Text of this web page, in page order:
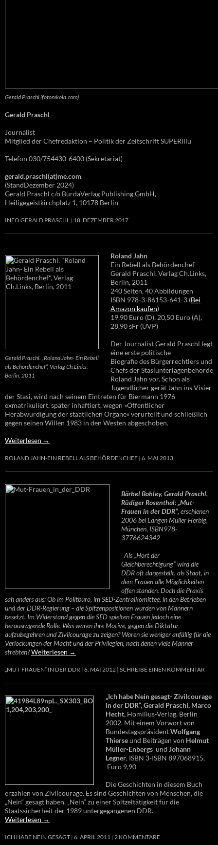
Gerald Praschl (fotonikola.com)
Gerald Praschl
Journalist
Mitglied der Chefredaktion – Politik der Zeitschrift SUPERillu
Telefon 030/754430-6400 (Sekretariat)
gerald.praschl(at)me.com
(StandDezember 2024)
Gerald Praschl c/o BurdaVerlag Publishing GmbH,
Heiligegeistkirchplatz 1, 10178 Berlin
INFO GERALD PRASCHL 18. DEZEMBER 2017
Gerald Praschl. „Roland Jahn- Ein Rebell
als Behördenchef“, Verlag Ch.Links,
Berlin, 2011
Roland Jahn
Ein Rebell als Behördenchef
Gerald Praschl, Verlag Ch.Links,
Berlin, 2011
240 Seiten, 40 Abbildungen
ISBN 978-3-86153-641-3 (Bei
Amazon kaufen)
19,90 Euro (D), 20,50 Euro (A),
28,90 sFr (UVP)
Der Journalist Gerald Praschl legt
eine erste politische
Biografie des Bürgerrechtlers und
Chefs der Stasiunterlagenbehörde
Roland Jahn vor. Schon als
Jugendlicher gerät Jahn ins Visier
der Stasi, wird nach seinem Eintreten für Biermann 1976
exmatrikuliert, später inhaftiert, wegen »Öffentlicher
Herabwürdigung der staatlichen Organe« verurteilt und schließlich
gegen seinen Willen 1983 in den Westen abgeschoben.
Weiterlesen →
ROLAND JAHN-EIN REBELL ALS BEHÖRDENCHEF 6. MAI 2013
Bärbel Bohley, Gerald Praschl,
Rüdiger Rosenthal: „Mut-
Frauen in der DDR“,erschienen
2006 bei Langen Müller Herbig,
München, ISBN978-
3776624342
Als „Hort der
Gleichberechtigung“ wird die
DDR oft dargestellt, als Staat, in
dem Frauen alle Möglichkeiten
offen standen. Doch die Praxis
sah anders aus: Ob im Politbüro, im SED-Zentralkomittee, in den Betrieben
und der DDR-Regierung – die Spitzenpositionen wurden von Männern
besetzt. Im Widerstand gegen die SED spielten Frauen jedoch eine
herausragende Rolle. Was waren ihre Motive, gegen die Diktatur
aufzubegehren und Zivilcourage zu zeigen? Waren sie weniger anfällig für die
Verlockungen der Macht und der Privilegien, nach denen viele Männer
strebten?Weiterlesen →
„MUT-FRAUEN“ IN DER DDR 6. MAI 2012 SCHREIBE EINEN KOMMENTAR
„Ich habe Nein gesagt- Zivilcourage
in der DDR“, Gerald Praschl, Marco
Hecht, Homilius-Verlag, Berlin
2002. Mit einem Vorwort von
BundestagspräsidentWolfgang
Thierseund Beiträgen von Helmut
Müller-Enbergs und Johann
Legner, ISBN 3-ISBN 897068915,
Euro 9,90
Die Geschichten in diesem Buch
erzählen von Zivilcourage. Es sind Geschichten von Menschen, die
„Nein“ gesagt haben. „Nein“ zu einer Spitzeltätigkeit für die
Staatssicherheit der 1989 untergegangenen DDR.
Weiterlesen →
ICH HABE NEIN GESAGT 6. APRIL 2011 2 KOMMENTARE